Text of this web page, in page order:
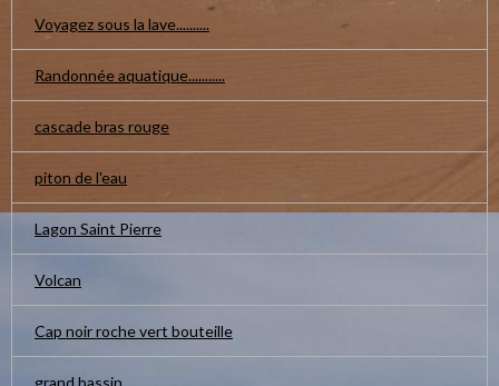
Voyagez sous la lave..........
Randonnée aquatique...........
cascade bras rouge
piton de l'eau
Lagon Saint Pierre
Volcan
Cap noir roche vert bouteille
grand bassin